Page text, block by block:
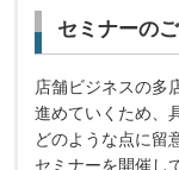
セミナーの
店舗ビジネスの多
進めていくため、
どのような点に留
セミナーを開催し